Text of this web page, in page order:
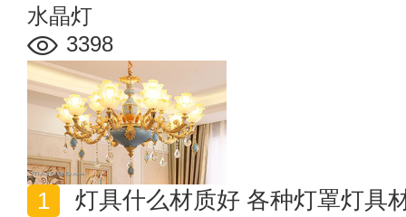
水晶灯
3398
灯具什么材质好 各种灯罩灯具